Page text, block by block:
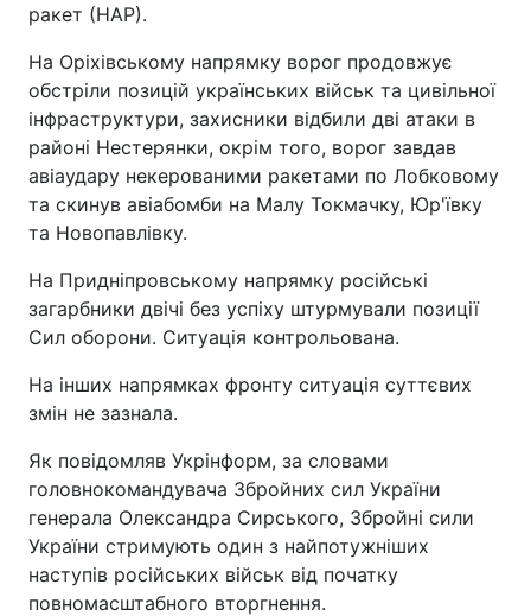
ракет (НАР).
На Оріхівському напрямку ворог продовжує
обстріли позицій українських військ та цивільної
інфраструктури, захисники відбили дві атаки в
районі Нестерянки, окрім того, ворог завдав
авіаудару некерованими ракетами по Лобковому
та скинув авіабомби на Малу Токмачку, Юр'ївку
та Новопавлівку.
На Придніпровському напрямку російські
загарбники двічі без успіху штурмували позиції
Сил оборони. Ситуація контрольована.
На інших напрямках фронту ситуація суттєвих
змін не зазнала.
Як повідомляв Укрінформ, за словами
головнокомандувача Збройних сил України
генерала Олександра Сирського, Збройні сили
України стримують один з найпотужніших
наступів російських військ від початку
повномасштабного вторгнення.